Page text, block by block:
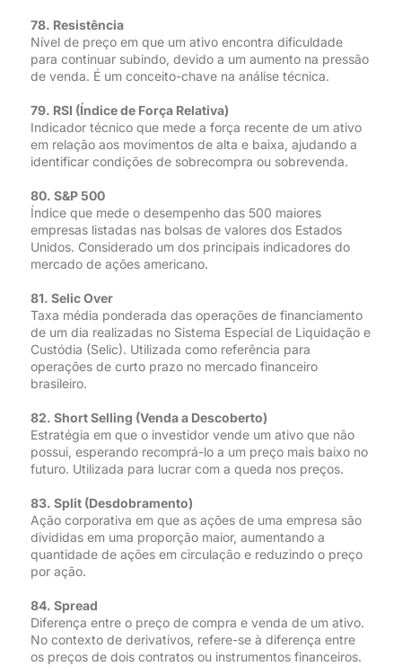
78. Resistência
Nível de preço em que um ativo encontra dificuldade
para continuar subindo, devido a um aumento na pressão
de venda. É um conceito-chave na análise técnica.
79. RSI (Índice de Força Relativa)
Indicador técnico que mede a força recente de um ativo
em relação aos movimentos de alta e baixa, ajudando a
identificar condições de sobrecompra ou sobrevenda.
80. S&P 500
Índice que mede o desempenho das 500 maiores
empresas listadas nas bolsas de valores dos Estados
Unidos. Considerado um dos principais indicadores do
mercado de ações americano.
81. Selic Over
Taxa média ponderada das operações de financiamento
de um dia realizadas no Sistema Especial de Liquidação e
Custódia (Selic). Utilizada como referência para
operações de curto prazo no mercado financeiro
brasileiro.
82. Short Selling (Venda a Descoberto)
Estratégia em que o investidor vende um ativo que não
possui, esperando recomprá-lo a um preço mais baixo no
futuro. Utilizada para lucrar com a queda nos preços.
83. Split (Desdobramento)
Ação corporativa em que as ações de uma empresa são
divididas em uma proporção maior, aumentando a
quantidade de ações em circulação e reduzindo o preço
por ação.
84. Spread
Diferença entre o preço de compra e venda de um ativo.
No contexto de derivativos, refere-se à diferença entre
os preços de dois contratos ou instrumentos financeiros.